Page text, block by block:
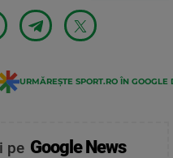
URMĂREȘTE SPORT.RO ÎN GOOGLE
pe Google News